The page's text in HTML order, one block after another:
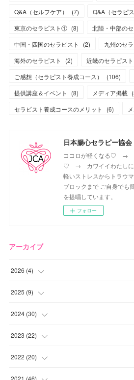
Q&A（セルフケア）
(7) Q&A（セラピ
東京のセラピスト① (8) 北陸・中部の
中国・四国のセラピスト
(2) 九州のセ
海外のセラピスト
(2) 近畿のセラピスト
ご感想（セラピスト養成コース）
(106)
提供講座＆イベント
(8) メディア掲載 (
セラピスト養成コースのメリット
(6)
日本腸心セラピー協会
ココロが軽くなる♡ →
♡ → カワイイわたしに
軽いストレスからトラウ
ブロックまで ご自身でも
を提唱しています。
フォロー
アーカイブ
2026 (4)
( )
(1
(1
2025 (9)
(2
(2
(1
(1
2024 (30)
(4
(1
(4
2023 (22)
(1
(2
2022 (20)
(4
2021 (46)